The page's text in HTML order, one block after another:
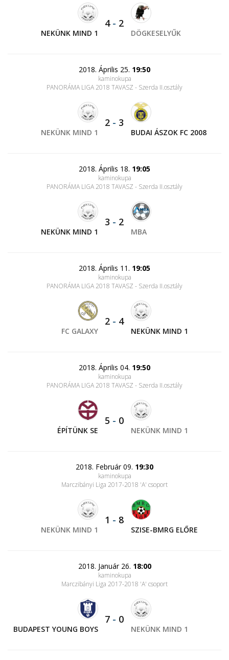
NEKÜNK MIND 1
4- 2
DÖGKESELYŰK
2018. Április 25. 19:50
kaminokupa
PANORÁMA LIGA 2018 TAVASZ - Szerda II.osztály
NEKÜNK MIND 1
2 - 3
BUDAI ÁSZOK FC 2008
2018. Április 18. 19:05
kaminokupa
PANORÁMA LIGA 2018 TAVASZ - Szerda II.osztály
NEKÜNK MIND 1
3 - 2
MBA
2018. Április 11. 19:05
kaminokupa
PANORÁMA LIGA 2018 TAVASZ - Szerda II.osztály
FC GALAXY
2 - 4
NEKÜNK MIND 1
2018. Április 04. 19:50
kaminokupa
PANORÁMA LIGA 2018 TAVASZ - Szerda II.osztály
ÉPÍTÜNK SE
5 - 0
NEKÜNK MIND 1
2018. Február 09. 19:30
kaminokupa
Marczibányi Liga 2017-2018 'A' csoport
NEKÜNK MIND 1
1 - 8
SZISE-BMRG ELŐRE
2018. Január 26. 18:00
kaminokupa
Marczibányi Liga 2017-2018 'A' csoport
BUDAPEST YOUNG BOYS
7 - 0
NEKÜNK MIND 1